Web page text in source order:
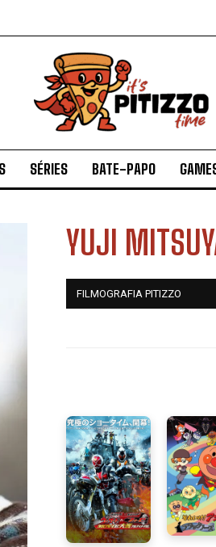
SÉRIES BATE-PAPO
YUJI
FILMOGRAFIA PITIZZO